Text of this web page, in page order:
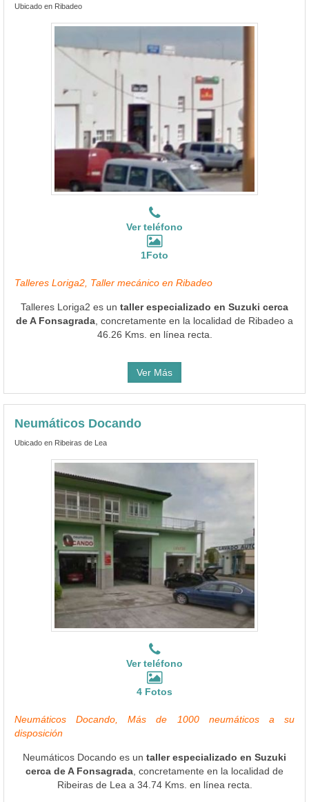
Ubicado en Ribadeo
Ver teléfono
1Foto
Talleres Loriga2, Taller mecánico en Ribadeo
Talleres Loriga2 es un taller especializado en Suzuki cerca
de A Fonsagrada , concretamente en la localidad de Ribadeo a
46.26 Kms. en línea recta.
Ver Más
Neumáticos Docando
Ubicado en Ribeiras de Lea
Ver teléfono
4 Fotos
Neumáticos Docando, Más de 1000 neumáticos a su
disposición
Neumáticos Docando es un taller especializado en Suzuki
cerca de A Fonsagrada , concretamente en la localidad de
Ribeiras de Lea a 34.74 Kms. en línea recta.